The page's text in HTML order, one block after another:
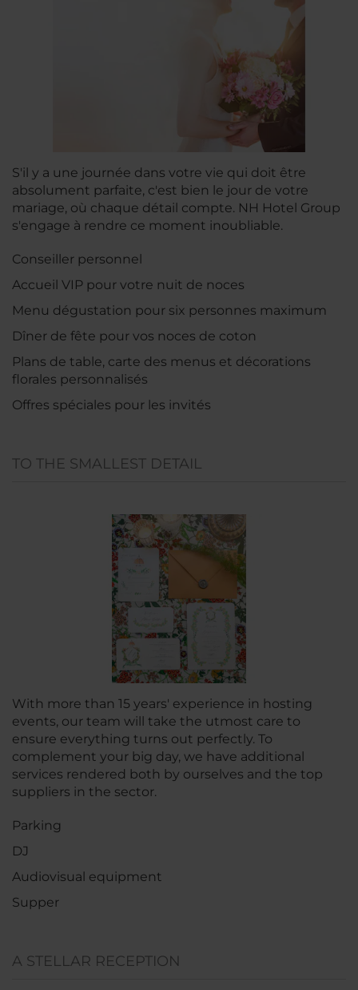
S'il y a une journée dans votre vie qui doit être
absolument parfaite, c'est bien le jour de votre
mariage, où chaque détail compte. NH Hotel Group
s'engage à rendre ce moment inoubliable.
Conseiller personnel
Accueil VIP pour votre nuit de noces
Menu dégustation pour six personnes maximum
Dîner de fête pour vos noces de coton
Plans de table, carte des menus et décorations
florales personnalisés
Offres spéciales pour les invités
TO THE SMALLEST DETAIL
With more than 15 years' experience in hosting
events, our team will take the utmost care to
ensure everything turns out perfectly. To
complement your big day, we have additional
services rendered both by ourselves and the top
suppliers in the sector.
Parking
DJ
Audiovisual equipment
Supper
A STELLAR RECEPTION